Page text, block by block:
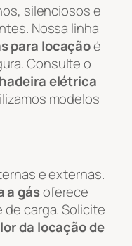
silenciosos e
Nossa linha
para locaçãoé
Consulte o
elétrica
modelos
e externas.
a gásoferece
carga. Solicite
da locação de